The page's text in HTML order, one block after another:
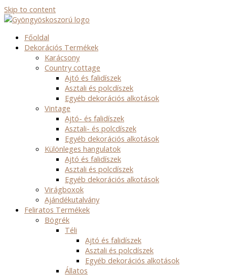
Skip to content
Főoldal
Dekorációs Termékek
Karácsony
Country cottage
Ajtó és falidíszek
Asztali és polcdíszek
Egyéb dekorációs alkotások
Vintage
Ajtó- és falidíszek
Asztali- és polcdíszek
Egyéb dekorációs alkotások
Különleges hangulatok
Ajtó és falidíszek
Asztali és polcdíszek
Egyéb dekorációs alkotások
Virágboxok
Ajándékutalvány
Feliratos Termékek
Bögrék
Téli
Ajtó és falidíszek
Asztali és polcdíszek
Egyéb dekorációs alkotások
Állatos